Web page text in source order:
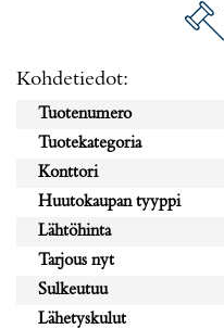
Kohdetiedot:
Tuotenumero
Tuotekategoria
Konttori
Huutokaupan tyyppi
Lähtöhinta
Tarjous nyt
Sulkeutuu
Lähetyskulut